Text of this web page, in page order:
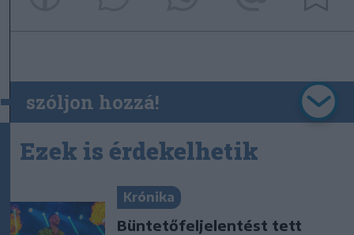
szóljon hozzá!
Ezek is érdekelhetik
Krónika
Büntetőfeljelentést tett